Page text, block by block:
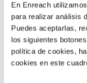
En Enreach
para realizar análisis
Puedes aceptarlas,
los siguientes
política de cookies,
cookies en este
3) Mejora la
del cliente